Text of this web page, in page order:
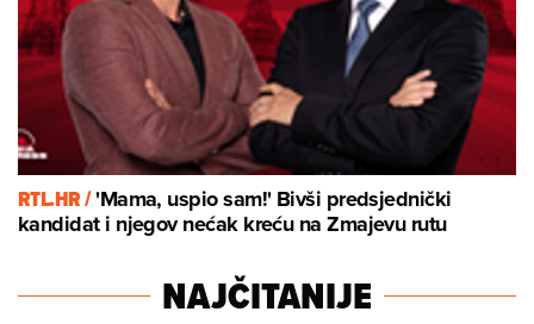
RTL.HR /'Mama, uspio sam!' Bivši predsjednički
kandidat i njegov nećak kreću na Zmajevu rutu
NAJČITANIJE